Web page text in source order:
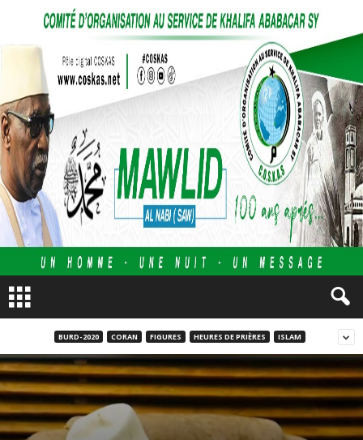
BURD-2020 CORAN FIGURES HEURES DE PRIÈRES ISLAM